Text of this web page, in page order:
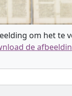
om het te
de